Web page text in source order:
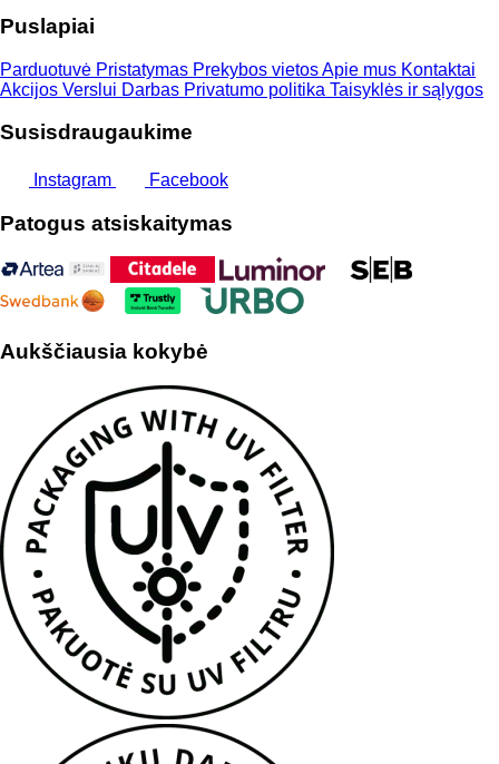
Puslapiai
Parduotuvė Pristatymas Prekybos vietosApie mus Kontaktai
Akcijos Verslui Darbas Privatumo politika Taisyklės ir sąlygos
Susisdraugaukime
Instagram Facebook
Patogus atsiskaitymas
Aukščiausia kokybė